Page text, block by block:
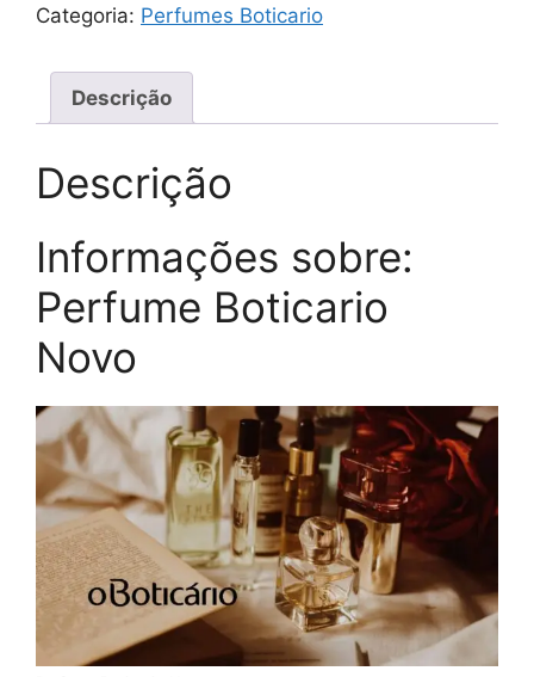
Categoria: Perfumes Boticario
Descrição
Descrição
Informações sobre:
Perfume Boticario
Novo